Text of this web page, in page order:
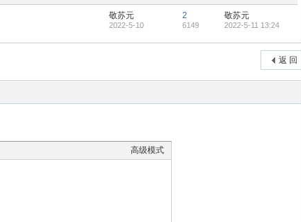
敬苏元
2022-5-10
2
6149
敬苏元
2022-5-11 13:24
返 回
高级模式